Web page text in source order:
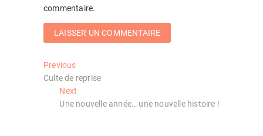
commentaire.
Navigation
de
l’article
PreviousPrevious
post:
Culte de reprise
Next
post:
Une nouvelle année… une nouvelle histoire !